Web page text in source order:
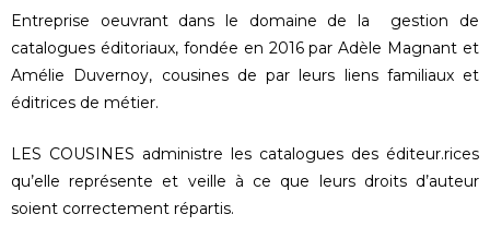
Entreprise oeuvrant dans le domaine de la gestion de
catalogues éditoriaux, fondée en 2016 par Adèle Magnant et
Amélie Duvernoy, cousines de par leurs liens familiaux et
éditrices de métier.
LES COUSINES administre les catalogues des éditeur.rices
qu’elle représente et veille à ce que leurs droits d’auteur
soient correctement répartis.